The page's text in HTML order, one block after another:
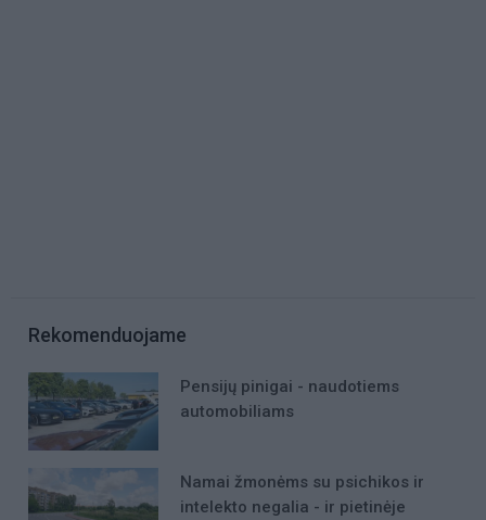
Rekomenduojame
Pensijų pinigai - naudotiems
automobiliams
Namai žmonėms su psichikos ir
intelekto negalia - ir pietinėje